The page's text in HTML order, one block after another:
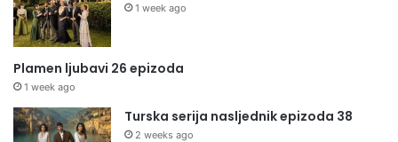
1 week ago
Plamen ljubavi 26 epizoda
1 week ago
Turska serija nasljednik epizoda 38
2 weeks ago